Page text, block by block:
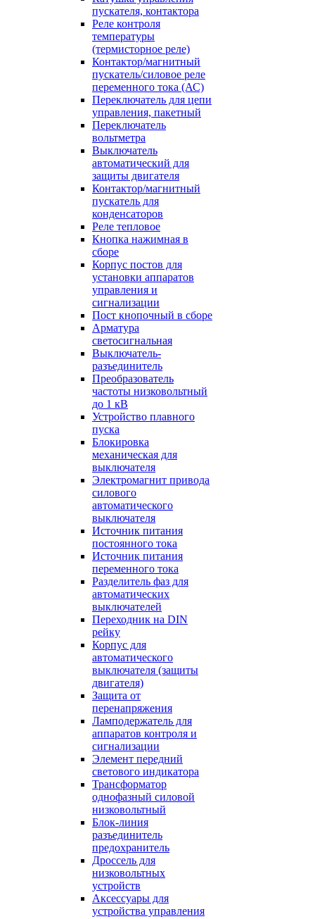
пускателя, контактора
Реле контроля
температуры
(термисторное реле)
Контактор/магнитный
пускатель/силовое реле
переменного тока (АС)
Переключатель для цепи
управления, пакетный
Переключатель
вольтметра
Выключатель
автоматический для
защиты двигателя
Контактор/магнитный
пускатель для
конденсаторов
Реле тепловое
Кнопка нажимная в
сборе
Корпус постов для
установки аппаратов
управления и
сигнализации
Пост кнопочный в сборе
Арматура
светосигнальная
Выключатель-
разъединитель
Преобразователь
частоты низковольтный
до 1 кВ
Устройство плавного
пуска
Блокировка
механическая для
выключателя
Электромагнит привода
силового
автоматического
выключателя
Источник питания
постоянного тока
Источник питания
переменного тока
Разделитель фаз для
автоматических
выключателей
Переходник на DIN
рейку
Корпус для
автоматического
выключателя (защиты
двигателя)
Защита от
перенапряжения
Ламподержатель для
аппаратов контроля и
сигнализации
Элемент передний
светового индикатора
Трансформатор
однофазный силовой
низковольтный
Блок-линия
разъединитель
предохранитель
Дроссель для
низковольтных
устройств
Аксессуары для
устройства управления